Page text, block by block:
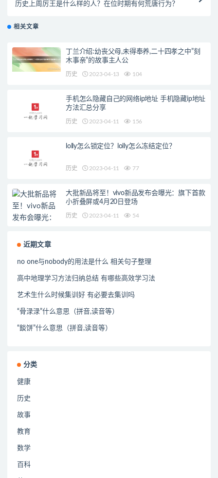
历史上周厉王是什么样的人？在位时期有何荒唐行为？
相关文章
丁兰介绍:幼丧父母,未得奉养,二十四孝之中”刻
木事亲”的故事主人公
历史 2023-04-13 104
手机怎么隐藏自己的网络ip地址 手机隐藏ip地址
方法汇总分享
历史 2023-04-11 156
lolly怎么锁定位？lolly怎么冻结定位？
历史 2023-04-11 77
大批新品将至！vivo新品发布会曝光：旗下首款
小折叠屏或4月20日登场
历史 2023-04-11 54
近期文章
no one与nobody的用法是什么 相关句子整理
高中地理学习方法归纳总结 有哪些高效学习法
艺术生什么时候集训好 有必要去集训吗
“骨渌渌”什么意思（拼音,读音等）
“餤饼”什么意思（拼音,读音等）
分类
健康
历史
故事
教育
数学
百科